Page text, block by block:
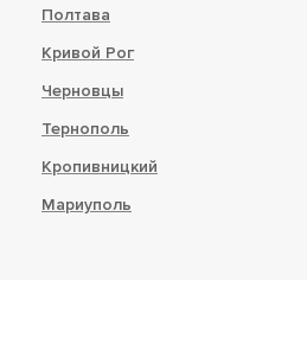
Полтава
Кривой Рог
Черновцы
Тернополь
Кропивницкий
Мариуполь